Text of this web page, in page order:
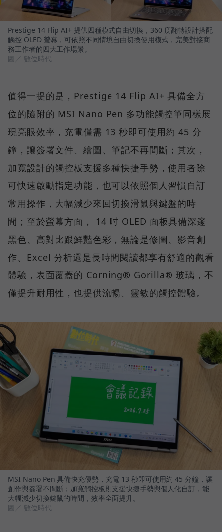
Prestige 14 Flip AI+ 提供四種模式自由切換，360 度翻轉設計搭配
觸控 OLED 螢幕，可依照不同情境自由切換使用模式，完美對接商
務工作者的四大工作場景。
圖／ 數位時代
值得一提的是，Prestige 14 Flip AI+ 具備全方
位的隨附的 MSI Nano Pen 多功能觸控筆同樣展
現亮眼效率，充電僅需 13 秒即可使用約 45 分
鐘，讓簽署文件、繪圖、筆記不再間斷；其次，
加寬設計的觸控板支援多種快捷手勢，使用者除
可快速啟動指定功能，也可以依照個人習慣自訂
常用操作，大幅減少來回切換滑鼠與鍵盤的時
間；至於螢幕方面， 14 吋 OLED 面板具備深邃
黑色、高對比跟鮮豔色彩，無論是修圖、影音創
作、Excel 分析還是長時間閱讀都享有舒適的觀看
體驗，表面覆蓋的 Corning® Gorilla® 玻璃，不
僅提升耐用性，也提供流暢、靈敏的觸控體驗。
MSI Nano Pen 具備快充優勢，充電 13 秒即可使用約 45 分鐘，讓
創作與簽署不間斷；加寬觸控板則支援快捷手勢與個人化自訂，能
大幅減少切換鍵鼠的時間，效率全面提升。
圖／ 數位時代